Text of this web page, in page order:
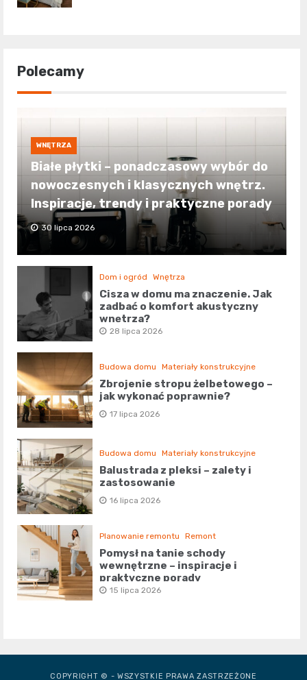
Polecamy
WNĘTRZA
Białe płytki – ponadczasowy wybór do
nowoczesnych i klasycznych wnętrz.
Inspiracje, trendy i praktyczne porady
30 lipca 2026
Dom i ogród Wnętrza
Cisza w domu ma znaczenie. Jak
zadbać o komfort akustyczny
wnętrza?
28 lipca 2026
Budowa domu Materiały konstrukcyjne
Zbrojenie stropu żelbetowego –
jak wykonać poprawnie?
17 lipca 2026
Budowa domu Materiały konstrukcyjne
Balustrada z pleksi – zalety i
zastosowanie
16 lipca 2026
Planowanie remontu Remont
Pomysł na tanie schody
wewnętrzne – inspiracje i
praktyczne porady
15 lipca 2026
COPYRIGHT © - WSZYSTKIE PRAWA ZASTRZEŻONE